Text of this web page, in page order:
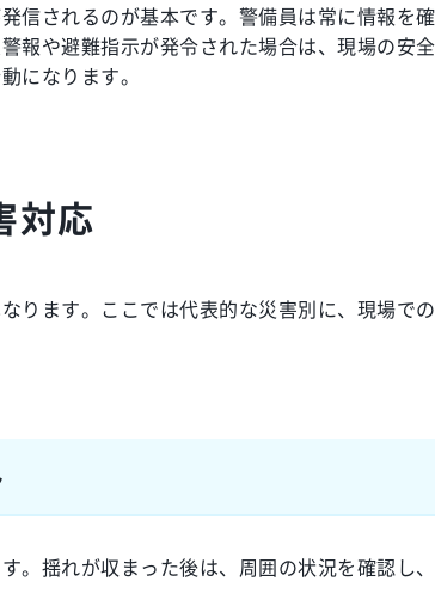
信されるのが基本です。警備員は常に情報を
報や避難指示が発令された場合は、現場の安
になります。
対応
ります。ここでは代表的な災害別に、現場で
。揺れが収まった後は、周囲の状況を確認し